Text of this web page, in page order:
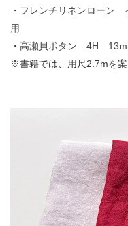
・ フレンチリネンローン
用
・ 高瀬貝ボタン 4H
※書籍では、用尺2.7mを案